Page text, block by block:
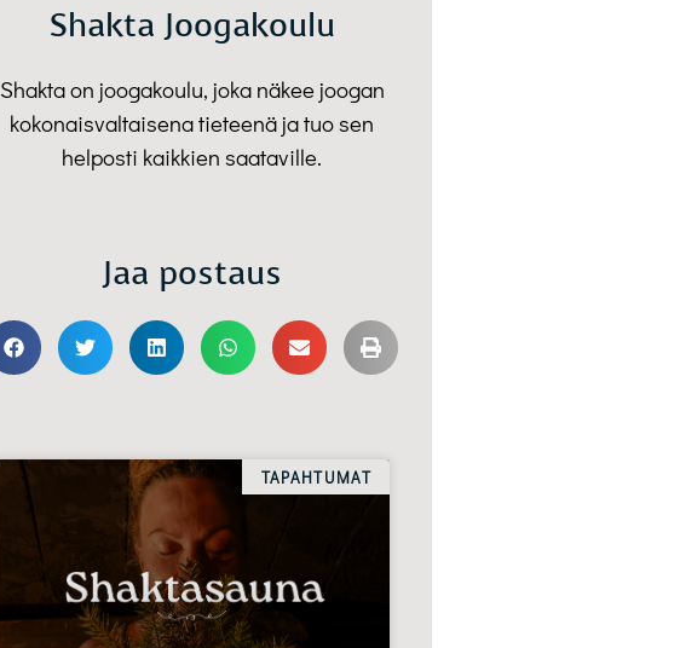
Shakta Joogakoulu
Shakta on joogakoulu, joka näkee joogan
kokonaisvaltaisena tieteenä ja tuo sen
helposti kaikkien saataville.
Jaa postaus
TAPAHTUMAT